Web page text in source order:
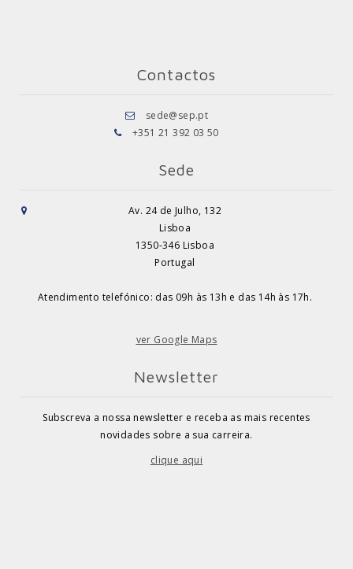
Contactos
sede@sep.pt
+351 21 392 03 50
Sede
Av. 24 de Julho, 132
Lisboa
1350-346 Lisboa
Portugal
Atendimento telefónico: das 09h às 13h e das 14h às 17h.
ver Google Maps
Newsletter
Subscreva a nossa newsletter e receba as mais recentes
novidades sobre a sua carreira.
clique aqui